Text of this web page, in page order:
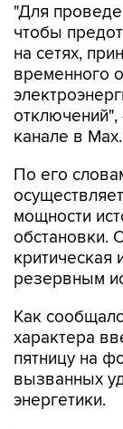
"Для
чтобы
на сетях,
временного
отключений",
канале в Max.
По его
мощности
обстановки.
критическая
резервным
Как
характера
пятницу на
вызванных
энергетики.